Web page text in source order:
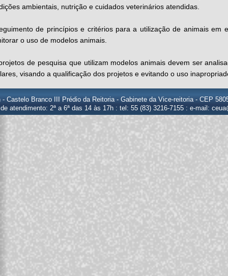
ambientais, nutrição e cuidados veterinários atendidas.
de princípios e critérios para a utilização de animais em
o uso de modelos animais.
de pesquisa que utilizam modelos animais devem ser
visando a qualificação dos projetos e evitando o uso
Castelo Branco III Prédio da Reitoria - Gabinete da Vice-reitoria - CEP
atendimento: 2ª a 6ª das 14 às 17h : tel: 55 (83) 3216-7155 : e-mail: